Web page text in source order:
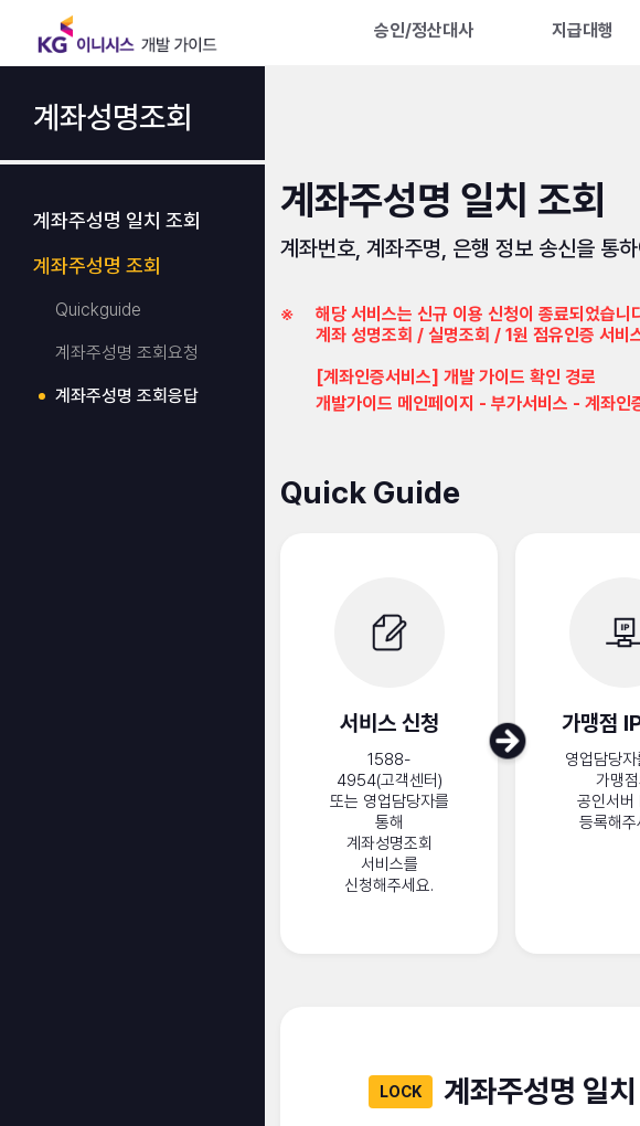
승인/정산대사 지급대행
계좌성명조회
계좌주성명 일치 조회
계좌주성명 조회
Quickguide
계좌주성명 조회요청
계좌주성명 조회응답
계좌주성명 일치 조회
계좌번호, 계좌주명, 은행 정보 송신을 통
※	해당 서비스는 신규 이용 신청이 종료되었습니다. 기존 이용중인 가맹점만 하기 로그인 후 가이드 확인이 가능하며,
Quick Guide
서비스 신청
1588-
4954(고객센터)
또는 영업담당자를
통해
계좌성명조회
서비스를
신청해주세요.
가맹점
영업담당
가맹점
공인서버
등록해주
LOCK 계좌주성명 일